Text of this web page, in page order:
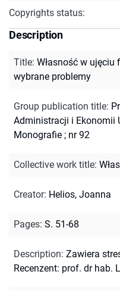
Copyrights status:
Description
Title: Własność w
wybrane problemy
Group publication title:
Administracji i Ekonomii
Monografie ; nr 92
Collective work title:
Creator: Helios, Joanna
Pages: S. 51-68
Description: Zawiera
Recenzent: prof. dr hab.